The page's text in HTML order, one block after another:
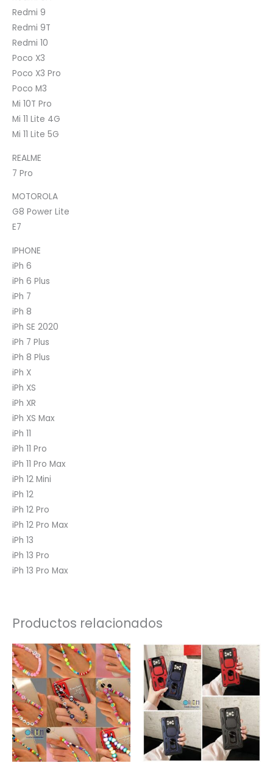
Redmi 9
Redmi 9T
Redmi 10
Poco X3
Poco X3 Pro
Poco M3
Mi 10T Pro
Mi 11 Lite 4G
Mi 11 Lite 5G
REALME
7 Pro
MOTOROLA
G8 Power Lite
E7
IPHONE
iPh 6
iPh 6 Plus
iPh 7
iPh 8
iPh SE 2020
iPh 7 Plus
iPh 8 Plus
iPh X
iPh XS
iPh XR
iPh XS Max
iPh 11
iPh 11 Pro
iPh 11 Pro Max
iPh 12 Mini
iPh 12
iPh 12 Pro
iPh 12 Pro Max
iPh 13
iPh 13 Pro
iPh 13 Pro Max
Productos relacionados